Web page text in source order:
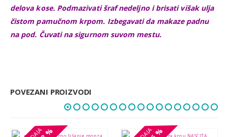
delova kose. Podmazivati šraf nedeljno i brisati višak ulja
čistom pamučnom krpom. Izbegavati da makaze padnu
na pod. Čuvati na sigurnom suvom mestu.
POVEZANI PROIZVODI